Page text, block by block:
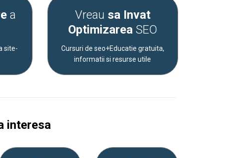
a
site-
Vreau sa Invat
OptimizareaSEO
Cursuri de seo+Educatie gratuita,
informatii si resurse utile
interesa